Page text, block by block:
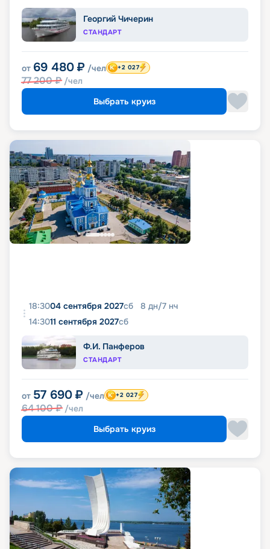
Георгий Чичерин
СТАНДАРТ
от 69 480 ₽ /чел
77 200₽ /чел
+2 027
Выбрать круиз
18:3004 сентября 2027сб 8 дн/7 нч
14:3011 сентября 2027сб
Ф.И. Панферов
СТАНДАРТ
от 57 690 ₽ /чел
64 100₽ /чел
+2 027
Выбрать круиз